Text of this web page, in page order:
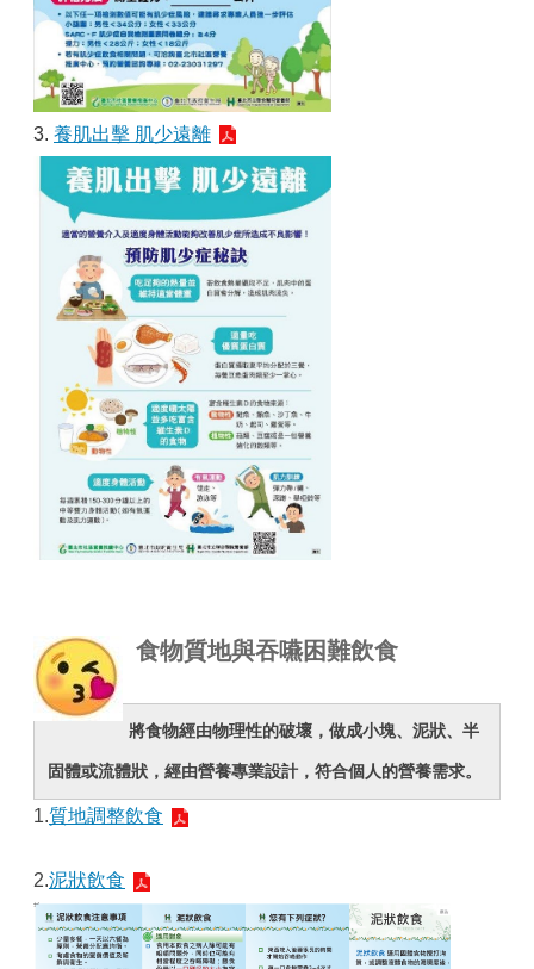
3. 養肌出擊 肌少遠離
食物質地與吞嚥困難飲食
將食物經由物理性的破壞，做成小塊、泥狀、半
固體或流體狀， 經由營養專業設計，符合個人的營養需求。
1.質地調整飲食
2.泥狀飲食